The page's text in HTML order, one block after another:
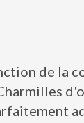
de la